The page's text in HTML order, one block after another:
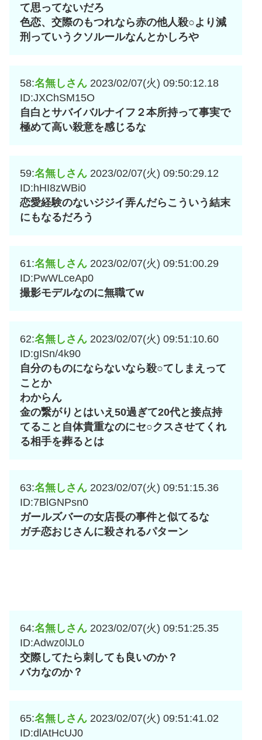
て思ってないだろ
色恋、交際のもつれなら赤の他人殺○より減
刑っていうクソルールなんとかしろや
58:名無しさん 2023/02/07(火) 09:50:12.18
ID:JXChSM15O
自白とサバイバルナイフ２本所持って事実で
極めて高い殺意を感じるな
59:名無しさん 2023/02/07(火) 09:50:29.12
ID:hHI8zWBi0
恋愛経験のないジジイ弄んだらこういう結末
にもなるだろう
61:名無しさん 2023/02/07(火) 09:51:00.29
ID:PwWLceAp0
撮影モデルなのに無職てw
62:名無しさん 2023/02/07(火) 09:51:10.60
ID:gISn/4k90
自分のものにならないなら殺○てしまえって
ことか
わからん
金の繋がりとはいえ50過ぎて20代と接点持
てること自体貴重なのにセ○クスさせてくれ
る相手を葬るとは
63:名無しさん 2023/02/07(火) 09:51:15.36
ID:7BlGNPsn0
ガールズバーの女店長の事件と似てるな
ガチ恋おじさんに殺されるパターン
64:名無しさん 2023/02/07(火) 09:51:25.35
ID:Adwz0lJL0
交際してたら刺しても良いのか？
バカなのか？
65:名無しさん 2023/02/07(火) 09:51:41.02
ID:dlAtHcUJ0